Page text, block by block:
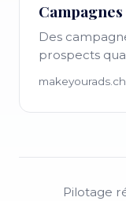
Des
prospects
Pilotage